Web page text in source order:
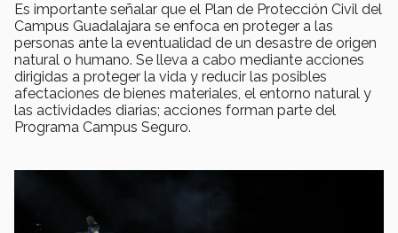
Es importante señalar que el Plan de Protección Civil del
Campus Guadalajara se enfoca en proteger a las
personas ante la eventualidad de un desastre de origen
natural o humano. Se lleva a cabo mediante acciones
dirigidas a proteger la vida y reducir las posibles
afectaciones de bienes materiales, el entorno natural y
las actividades diarias; acciones forman parte del
Programa Campus Seguro.